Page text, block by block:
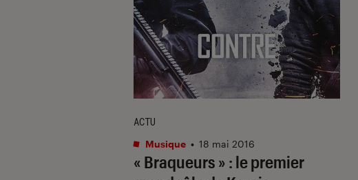
« Braqueurs » : le premier
ACTU
Musique • 18 mai 2016